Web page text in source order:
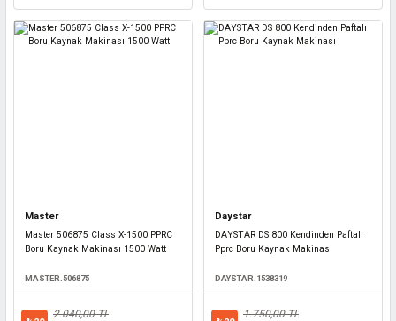
Master
Master 506875 Class X-1500 PPRC
Boru Kaynak Makinası 1500 Watt
MASTER.506875
2.040,00 TL
Daystar
DAYSTAR DS 800 Kendinden Paftalı
Pprc Boru Kaynak Makinası
DAYSTAR.1538319
1.750,00 TL